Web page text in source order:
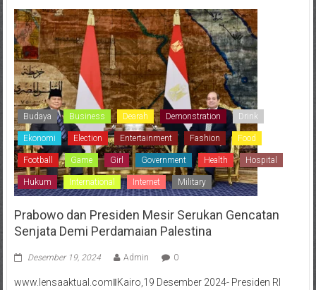
Budaya Business Dearah Demonstration Drink
Ekonomi Election Entertainment Fashion Food
Football Game Girl Government Health Hospital
Hukum International Internet Military
Prabowo dan Presiden Mesir Serukan Gencatan
Senjata Demi Perdamaian Palestina
Desember 19, 2024 Admin 0
www.lensaaktual.comǁKairo,19 Desember 2024- Presiden RI